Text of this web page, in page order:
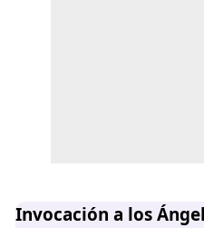
Invocación a los